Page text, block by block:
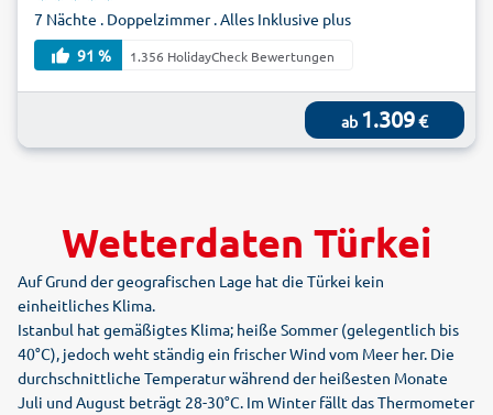
7 Nächte . Doppelzimmer . Alles Inklusive plus
91 %
1.356 HolidayCheck Bewertungen
ab 1.309€
Wetterdaten Türkei
Auf Grund der geografischen Lage hat die Türkei kein
einheitliches Klima.
Istanbul hat gemäßigtes Klima; heiße Sommer (gelegentlich bis
40°C), jedoch weht ständig ein frischer Wind vom Meer her. Die
durchschnittliche Temperatur während der heißesten Monate
Juli und August beträgt 28-30°C. Im Winter fällt das Thermometer